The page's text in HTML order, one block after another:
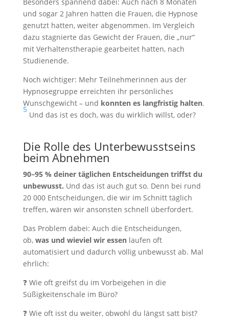
Besonders spannend dabei: Auch nach 8 Monaten
und sogar 2 Jahren hatten die Frauen, die Hypnose
genutzt hatten, weiter abgenommen. Im Vergleich
dazu stagnierte das Gewicht der Frauen, die „nur“
mit Verhaltenstherapie gearbeitet hatten, nach
Studienende.
Noch wichtiger: Mehr Teilnehmerinnen aus der
Hypnosegruppe erreichten ihr persönliches
Wunschgewicht – und konnten es langfristig halten.
5
Und das ist es doch, was du wirklich willst, oder?
Die Rolle des Unterbewusstseins
beim Abnehmen
90–95 % deiner täglichen Entscheidungen triffst du
unbewusst. Und das ist auch gut so. Denn bei rund
20 000 Entscheidungen, die wir im Schnitt täglich
treffen, wären wir ansonsten schnell überfordert.
Das Problem dabei: Auch die Entscheidungen,
ob, was und wieviel wir essenlaufen oft
automatisiert und dadurch völlig unbewusst ab. Mal
ehrlich:
❓ Wie oft greifst du im Vorbeigehen in die
Süßigkeitenschale im Büro?
❓ Wie oft isst du weiter, obwohl du längst satt bist?